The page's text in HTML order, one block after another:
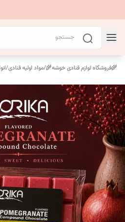
🌾فروشگاه لوازم قنادی خوشه🌾/مواد اولیه قنادی/